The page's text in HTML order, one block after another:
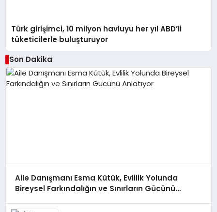
Türk girişimci, 10 milyon havluyu her yıl ABD’li
tüketicilerle buluşturuyor
Son Dakika
Aile Danışmanı Esma Kütük, Evlilik Yolunda
Bireysel Farkındalığın ve Sınırların Gücünü